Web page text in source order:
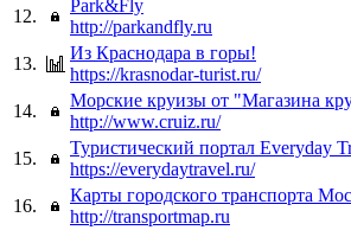
12.
Park&Fly
http://parkandfly.ru
13.
Из Краснодара в горы!
https://krasnodar-turist.ru/
14.
Морские круизы от "Магазина
http://www.cruiz.ru/
15.
Туристический портал Everyday
https://everydaytravel.ru/
16.
Карты городского транспорта
http://transportmap.ru